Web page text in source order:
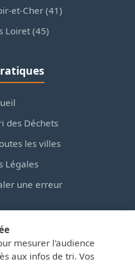
et-Cher (41)
Loiret (45)
des Déchets
les villes
Légales
une erreur
— Site
affilié aux collectivités.
mesurer l'audience
aux infos de tri. Vos